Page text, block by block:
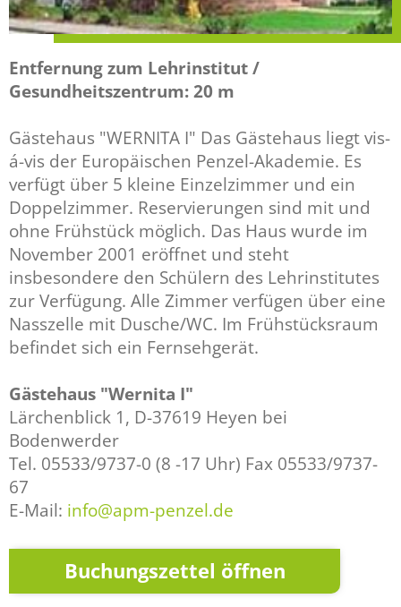
Entfernung zum Lehrinstitut /
Gesundheitszentrum: 20 m
Gästehaus "WERNITA I" Das Gästehaus liegt vis-
á-vis der Europäischen Penzel-Akademie. Es
verfügt über 5 kleine Einzelzimmer und ein
Doppelzimmer. Reservierungen sind mit und
ohne Frühstück möglich. Das Haus wurde im
November 2001 eröffnet und steht
insbesondere den Schülern des Lehrinstitutes
zur Verfügung. Alle Zimmer verfügen über eine
Nasszelle mit Dusche/WC. Im Frühstücksraum
befindet sich ein Fernsehgerät.
Gästehaus "Wernita I"
Lärchenblick 1, D-37619 Heyen bei
Bodenwerder
Tel. 05533/9737-0 (8 -17 Uhr) Fax 05533/9737-
67
E-Mail: info@apm-penzel.de
Buchungszettel öffnen
APM
WEBSHOP
SUCHE